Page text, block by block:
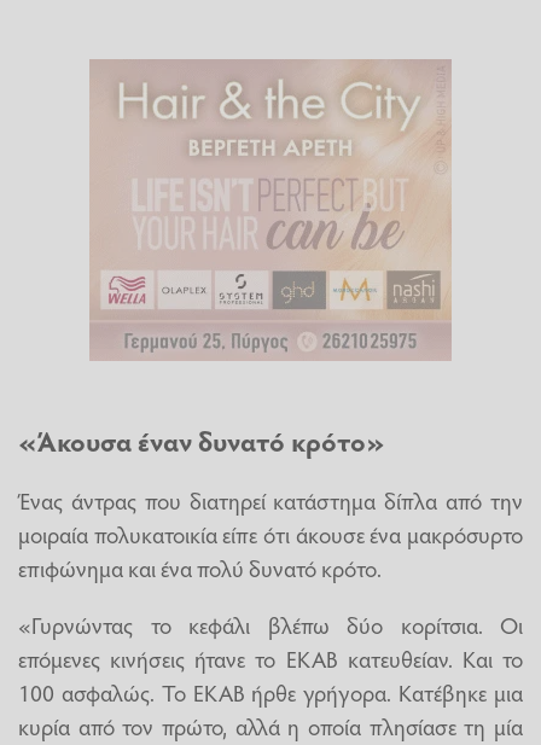
«Άκουσα έναν δυνατό κρότο»
Ένας άντρας που διατηρεί κατάστημα δίπλα από την
μοιραία πολυκατοικία είπε ότι άκουσε ένα μακρόσυρτο
επιφώνημα και ένα πολύ δυνατό κρότο.
«Γυρνώντας το κεφάλι βλέπω δύο κορίτσια. Οι
επόμενες κινήσεις ήτανε το ΕΚΑΒ κατευθείαν. Και το
100 ασφαλώς. Το ΕΚΑΒ ήρθε γρήγορα. Κατέβηκε μια
κυρία από τον πρώτο, αλλά η οποία πλησίασε τη μία